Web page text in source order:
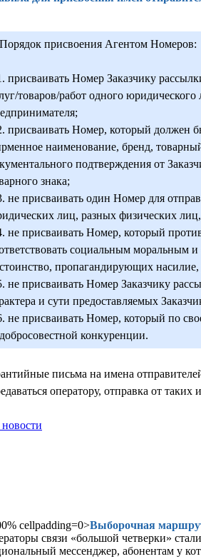
присвоения Агентом Номеров:
присваивать Номер Заказчику
товаров/работ одного
присваивать Номер, который должен
наименование, бренд,
подтверждения от
знака;
не присваивать один Номер для
лиц, разных физических
не присваивать Номер, который
социальным моральным
пропагандирующих
не присваивать Номер Заказчику
и сути предоставляемых
не присваивать Номер, который по
конкуренции.
письма на имена
оператору, отправка от таких
новости
cellpadding=0>Выборочная
связи «большой четверки»
мессенджер, абонентам у